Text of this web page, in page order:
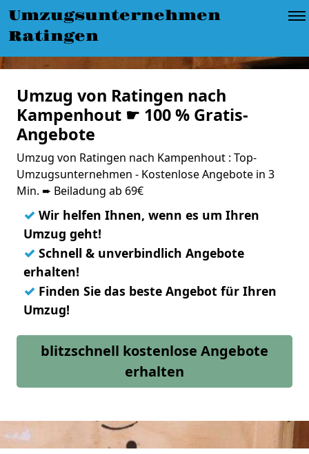
Umzugsunternehmen
Ratingen
Umzug von Ratingen nach
Kampenhout ☛ 100 % Gratis-
Angebote
Umzug von Ratingen nach Kampenhout : Top-
Umzugsunternehmen - Kostenlose Angebote in 3
Min. ➨ Beiladung ab 69€
✓ Wir helfen Ihnen, wenn es um Ihren
Umzug geht!
✓ Schnell & unverbindlich Angebote
erhalten!
✓ Finden Sie das beste Angebot für Ihren
Umzug!
blitzschnell kostenlose Angebote
erhalten